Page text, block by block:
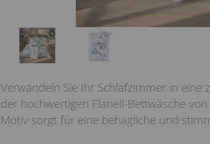
Verwandeln Sie Ihr Schlafzimmer in
der hochwertigen Flanell-Bettwäsche
Motiv sorgt für eine behagliche und